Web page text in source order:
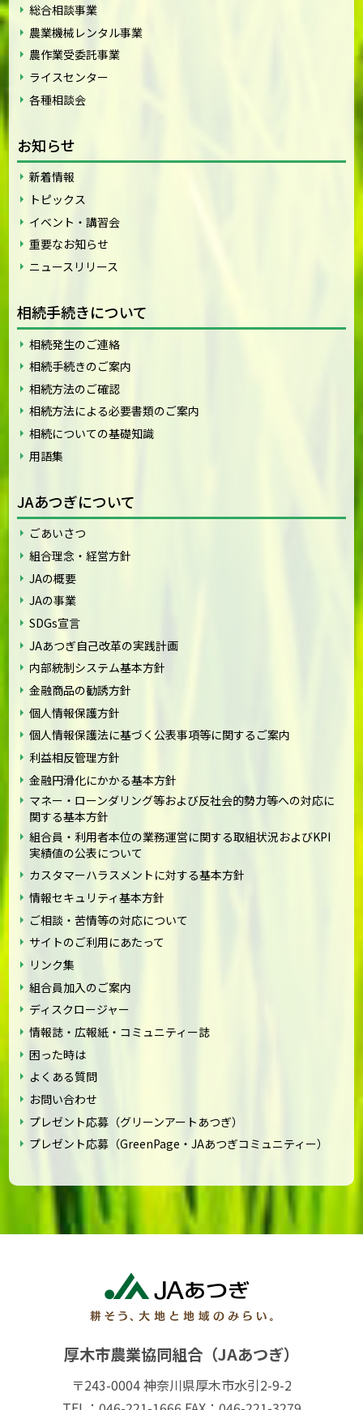
総合相談事業
農業機械レンタル事業
農作業受委託事業
ライスセンター
各種相談会
お知らせ
新着情報
トピックス
イベント・講習会
重要なお知らせ
ニュースリリース
相続手続きについて
相続発生のご連絡
相続手続きのご案内
相続方法のご確認
相続方法による必要書類のご案内
相続についての基礎知識
用語集
JAあつぎについて
ごあいさつ
組合理念・経営方針
JAの概要
JAの事業
SDGs宣言
JAあつぎ自己改革の実践計画
内部統制システム基本方針
金融商品の勧誘方針
個人情報保護方針
個人情報保護法に基づく公表事項等に関するご案内
利益相反管理方針
金融円滑化にかかる基本方針
マネー・ローンダリング等および反社会的勢力等への対応に
関する基本方針
組合員・利用者本位の業務運営に関する取組状況およびKPI
実績値の公表について
カスタマーハラスメントに対する基本方針
情報セキュリティ基本方針
ご相談・苦情等の対応について
サイトのご利用にあたって
リンク集
組合員加入のご案内
ディスクロージャー
情報誌・広報紙・コミュニティー誌
困った時は
よくある質問
お問い合わせ
プレゼント応募（グリーンアートあつぎ）
プレゼント応募（GreenPage・JAあつぎコミュニティー）
厚木市農業協同組合（JAあつぎ）
〒243-0004 神奈川県厚木市水引2-9-2